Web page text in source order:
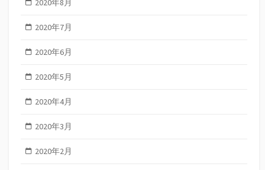
2020年8月
2020年7月
2020年6月
2020年5月
2020年4月
2020年3月
2020年2月